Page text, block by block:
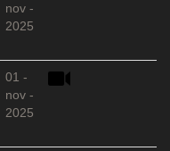
nov -
2025
01 -
nov -
2025